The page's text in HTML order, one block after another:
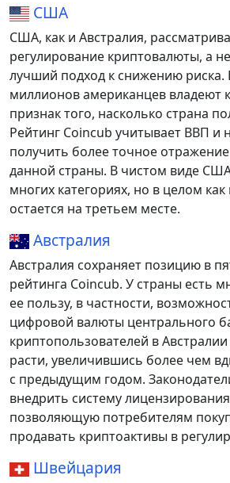
США
США, как и Австралия,
регулирование криптовалюты, а
лучший подход к снижению риска.
миллионов американцев владеют
признак того, насколько страна
Рейтинг Coincub учитывает ВВП и
получить более точное
данной страны. В чистом виде
многих категориях, но в целом
остается на третьем месте.
Австралия
Австралия сохраняет позицию в
рейтинга Coincub. У страны есть
ее пользу, в частности,
цифровой валюты центрального
криптопользователей в
расти, увеличившись более чем
с предыдущим годом.
внедрить систему
позволяющую потребителям
продавать криптоактивы в
Швейцария